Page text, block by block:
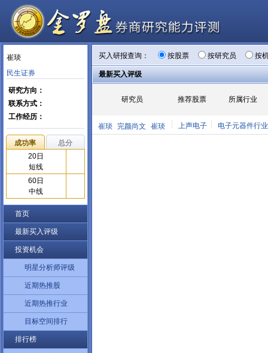
崔琰
民生证券
研究方向：
联系方式：
工作经历：
成功率
总分
20日
短线
60日
中线
首页
最新买入评级
投资机会
明星分析师评级
近期热推股
近期热推行业
目标空间排行
排行榜
买入研报查询： 按股票 按研究员 按
最新买入评级
研究员 推荐股票 所属行业
崔琰 完颜尚文 崔琰 上声电子 电子元器件行业